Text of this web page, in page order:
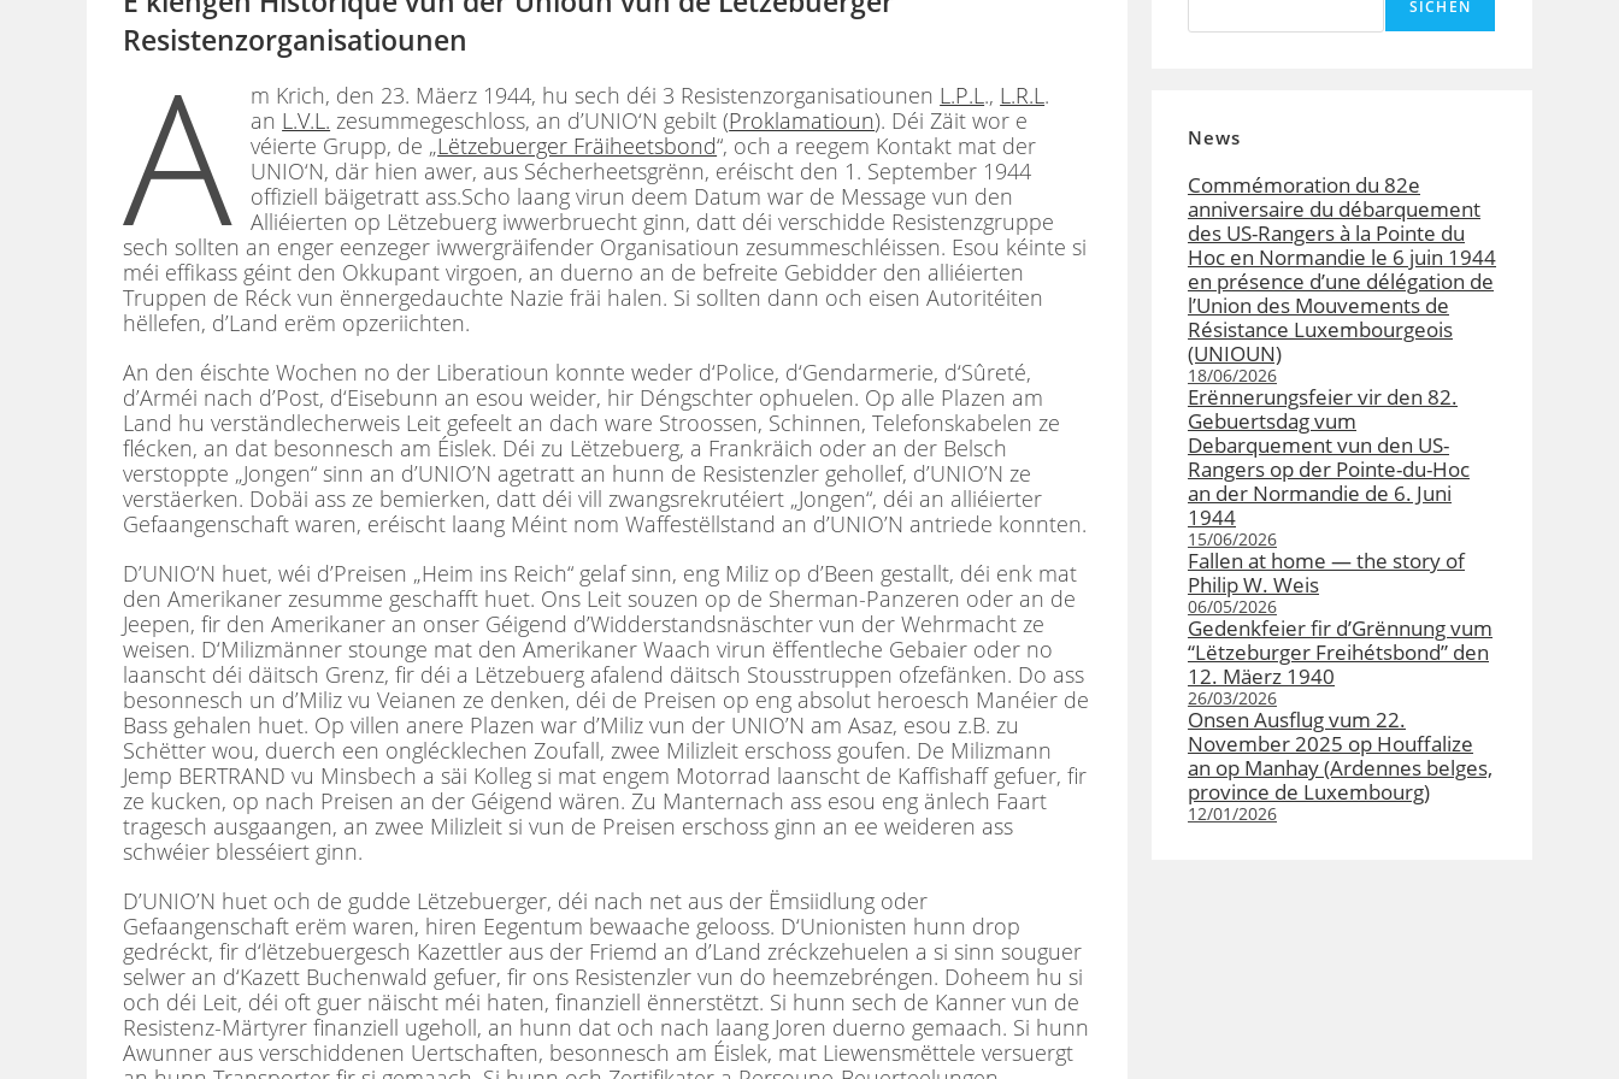
Resistenzorganisatiounen
A m Krich, den 23. Mäerz 1944, hu sech déi 3 Resistenzorganisatiounen L.P.L., L.R.L.
an L.V.L. zesummegeschloss, an d’UNIO‘N gebilt (Proklamatioun). Déi Zäit wor e
véierte Grupp, de „Lëtzebuerger Fräiheetsbond“, och a reegem Kontakt mat der
UNIO‘N, där hien awer, aus Sécherheetsgrënn, eréischt den 1. September 1944
offiziell bäigetratt ass.Scho laang virun deem Datum war de Message vun den
Alliéierten op Lëtzebuerg iwwerbruecht ginn, datt déi verschidde Resistenzgruppe
sech sollten an enger eenzeger iwwergräifender Organisatioun zesummeschléissen. Esou kéinte si
méi effikass géint den Okkupant virgoen, an duerno an de befreite Gebidder den alliéierten
Truppen de Réck vun ënnergedauchte Nazie fräi halen. Si sollten dann och eisen Autoritéiten
hëllefen, d’Land erëm opzeriichten.
An den éischte Wochen no der Liberatioun konnte weder d‘Police, d‘Gendarmerie, d‘Sûreté,
d’Arméi nach d’Post, d‘Eisebunn an esou weider, hir Déngschter ophuelen. Op alle Plazen am
Land hu verständlecherweis Leit gefeelt an dach ware Stroossen, Schinnen, Telefonskabelen ze
flécken, an dat besonnesch am Éislek. Déi zu Lëtzebuerg, a Frankräich oder an der Belsch
verstoppte „Jongen“ sinn an d’UNIO’N agetratt an hunn de Resistenzler gehollef, d’UNIO’N ze
verstäerken. Dobäi ass ze bemierken, datt déi vill zwangsrekrutéiert „Jongen“, déi an alliéierter
Gefaangenschaft waren, eréischt laang Méint nom Waffestëllstand an d’UNIO’N antriede konnten.
D’UNIO‘N huet, wéi d’Preisen „Heim ins Reich“ gelaf sinn, eng Miliz op d’Been gestallt, déi enk mat
den Amerikaner zesumme geschafft huet. Ons Leit souzen op de Sherman-Panzeren oder an de
Jeepen, fir den Amerikaner an onser Géigend d’Widderstandsnäschter vun der Wehrmacht ze
weisen. D‘Milizmänner stounge mat den Amerikaner Waach virun ëffentleche Gebaier oder no
laanscht déi däitsch Grenz, fir déi a Lëtzebuerg afalend däitsch Stousstruppen ofzefänken. Do ass
besonnesch un d’Miliz vu Veianen ze denken, déi de Preisen op eng absolut heroesch Manéier de
Bass gehalen huet. Op villen anere Plazen war d’Miliz vun der UNIO’N am Asaz, esou z.B. zu
Schëtter wou, duerch een onglécklechen Zoufall, zwee Milizleit erschoss goufen. De Milizmann
Jemp BERTRAND vu Minsbech a säi Kolleg si mat engem Motorrad laanscht de Kaffishaff gefuer, fir
ze kucken, op nach Preisen an der Géigend wären. Zu Manternach ass esou eng änlech Faart
tragesch ausgaangen, an zwee Milizleit si vun de Preisen erschoss ginn an ee weideren ass
schwéier blesséiert ginn.
D’UNIO’N huet och de gudde Lëtzebuerger, déi nach net aus der Ëmsiidlung oder
Gefaangenschaft erëm waren, hiren Eegentum bewaache gelooss. D‘Unionisten hunn drop
gedréckt, fir d‘lëtzebuergesch Kazettler aus der Friemd an d’Land zréckzehuelen a si sinn souguer
selwer an d‘Kazett Buchenwald gefuer, fir ons Resistenzler vun do heemzebréngen. Doheem hu si
och déi Leit, déi oft guer näischt méi haten, finanziell ënnerstëtzt. Si hunn sech de Kanner vun de
Resistenz-Märtyrer finanziell ugeholl, an hunn dat och nach laang Joren duerno gemaach. Si hunn
Awunner aus verschiddenen Uertschaften, besonnesch am Éislek, mat Liewensmëttele versuergt
SICHEN
News
Commémoration du 82e
anniversaire du débarquement
des US-Rangers à la Pointe du
Hoc en Normandie le 6 juin 1944
en présence d’une délégation de
l’Union des Mouvements de
Résistance Luxembourgeois
(UNIOUN)
18/06/2026
Erënnerungsfeier vir den 82.
Gebuertsdag vum
Debarquement vun den US-
Rangers op der Pointe-du-Hoc
an der Normandie de 6. Juni
1944
15/06/2026
Fallen at home — the story of
Philip W. Weis
06/05/2026
Gedenkfeier fir d’Grënnung vum
“Lëtzeburger Freihétsbond” den
12. Mäerz 1940
26/03/2026
Onsen Ausflug vum 22.
November 2025 op Houffalize
an op Manhay (Ardennes belges,
province de Luxembourg)
12/01/2026